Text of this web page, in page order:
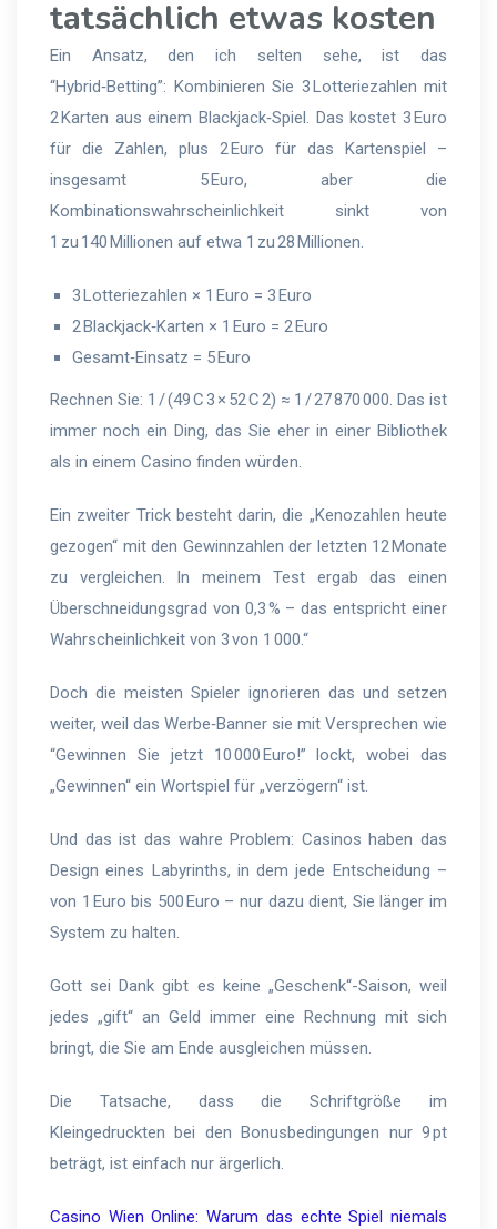
tatsächlich etwas kosten
Ein Ansatz, den ich selten sehe, ist das
“Hybrid‑Betting”: Kombinieren Sie 3 Lotteriezahlen mit
2 Karten aus einem Blackjack‑Spiel. Das kostet 3 Euro
für die Zahlen, plus 2 Euro für das Kartenspiel –
insgesamt 5 Euro, aber die
Kombinationswahrscheinlichkeit sinkt von
1 zu 140 Millionen auf etwa 1 zu 28 Millionen.
3 Lotterie­zahlen × 1 Euro = 3 Euro
2 Blackjack‑Karten × 1 Euro = 2 Euro
Gesamt‑Einsatz = 5 Euro
Rechnen Sie: 1 / (49 C 3 × 52 C 2) ≈ 1 / 27 870 000. Das ist
immer noch ein Ding, das Sie eher in einer Bibliothek
als in einem Casino finden würden.
Ein zweiter Trick besteht darin, die „Kenozahlen heute
gezogen“ mit den Gewinnzahlen der letzten 12 Monate
zu vergleichen. In meinem Test ergab das einen
Überschneidungsgrad von 0,3 % – das entspricht einer
Wahrscheinlichkeit von 3 von 1 000.“
Doch die meisten Spieler ignorieren das und setzen
weiter, weil das Werbe‑Banner sie mit Versprechen wie
“Gewinnen Sie jetzt 10 000 Euro!” lockt, wobei das
„Gewinnen“ ein Wortspiel für „verzögern“ ist.
Und das ist das wahre Problem: Casinos haben das
Design eines Labyrinths, in dem jede Entscheidung –
von 1 Euro bis 500 Euro – nur dazu dient, Sie länger im
System zu halten.
Gott sei Dank gibt es keine „Geschenk“-Saison, weil
jedes „gift“ an Geld immer eine Rechnung mit sich
bringt, die Sie am Ende ausgleichen müssen.
Die Tatsache, dass die Schriftgröße im
Kleingedruckten bei den Bonusbedingungen nur 9 pt
beträgt, ist einfach nur ärgerlich.
Casino Wien Online: Warum das echte Spiel niemals